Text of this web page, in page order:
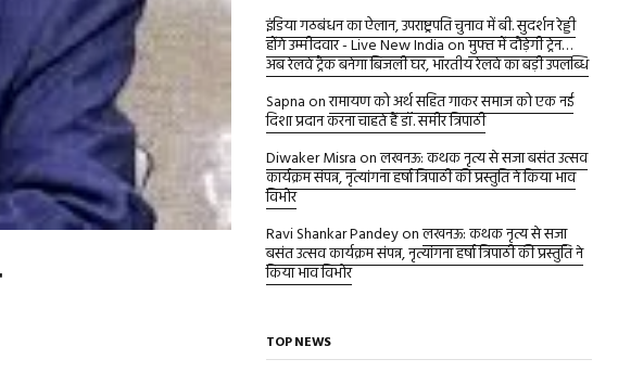
इंडिया गठबंधन का ऐलान, उपराष्ट्रपति चुनाव में बी. सुदर्शन रेड्डी
होंगे उम्मीदवार - Live New Indiaonमुफ्त में दौड़ेगी ट्रेन…
अब रेलवे ट्रैक बनेगा बिजली घर, भारतीय रेलवे का बड़ी उपलब्धि
Sapnaonरामायण को अर्थ सहित गाकर समाज को एक नई
दिशा प्रदान करना चाहते हैं डॉ. समीर त्रिपाठी
Diwaker Misraonलखनऊ: कथक नृत्य से सजा बसंत उत्सव
कार्यक्रम संपन्न, नृत्यांगना हर्षा त्रिपाठी की प्रस्तुति ने किया भाव
विभोर
Ravi Shankar Pandeyonलखनऊ: कथक नृत्य से सजा
बसंत उत्सव कार्यक्रम संपन्न, नृत्यांगना हर्षा त्रिपाठी की प्रस्तुति ने
किया भाव विभोर
TOP NEWS